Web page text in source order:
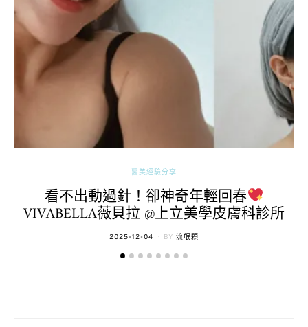
醫美經驗分享
看不出動過針！卻神奇年輕回春
VIVABELLA薇貝拉 @上立美學皮膚科診所
POSTED
2025-12-04 BY 流氓顆